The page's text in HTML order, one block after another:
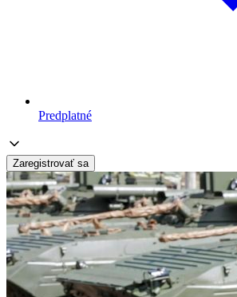
Predplatné
Zaregistrovať sa